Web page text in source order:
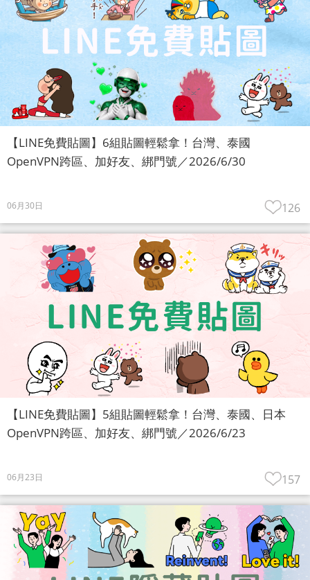
【LINE免費貼圖】6組貼圖輕鬆拿！台灣、泰國
OpenVPN跨區、加好友、綁門號／2026/6/30
06月30日 126
【LINE免費貼圖】5組貼圖輕鬆拿！台灣、泰國、日本
OpenVPN跨區、加好友、綁門號／2026/6/23
06月23日 157